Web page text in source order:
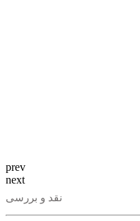
prev
next
نقد و بررسی